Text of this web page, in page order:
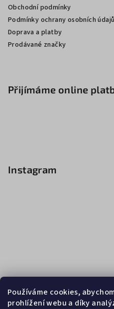
Používáme cookies,
prohlížení webu a díky
Obchodní podmínky
Podmínky ochrany osobních údajů
Doprava a platby
Prodávané značky
Přijímáme online
Instagram